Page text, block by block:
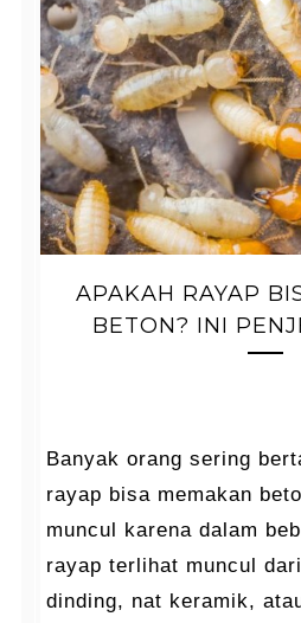
APAKAH RAYAP
BETON? INI
Banyak orang sering
rayap bisa memakan
muncul karena dalam
rayap terlihat muncul
dinding, nat keramik,